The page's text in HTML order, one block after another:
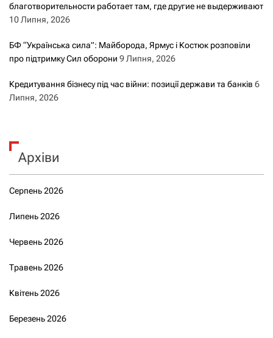
благотворительности работает там, где другие не выдерживают
10 Липня, 2026
БФ “Українська сила”: Майборода, Ярмус і Костюк розповіли
про підтримку Сил оборони 9 Липня, 2026
Кредитування бізнесу під час війни: позиції держави та банків 6
Липня, 2026
Архіви
Серпень 2026
Липень 2026
Червень 2026
Травень 2026
Квітень 2026
Березень 2026